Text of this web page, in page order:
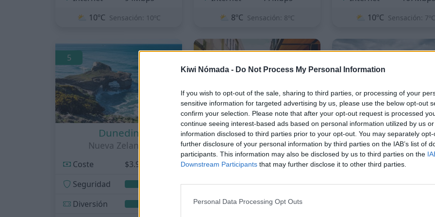
Kiwi Nómada - Do Not Process My Personal Information
If you wish to opt-out of the sale, sharing to third parties, or processing of your
sensitive information for targeted advertising by us, please use the below opt-out
confirm your selection. Please note that after your opt-out request is processed
continue seeing interest-based ads based on personal information utilized by us
information disclosed to third parties prior to your opt-out. You may separately
further disclosure of your personal information by third parties on the IAB’s list of
participants. This information may also be disclosed by us to third parties on the
Downstream Participants that may further disclose it to other third parties.
Personal Data Processing Opt Outs
⛅ 10ºC Sensación: 10ºC
⛅ 8ºC Sensación: 8ºC
⛅ 10ºC Sensación: 7ºC
5
Dunedin
Nueva Zelanda
Coste
$3.900/mes
Seguridad
Diversión
Christchurch
Nueva Zelanda
Coste
$3.969/mes
Seguridad
Diversión
Queenstown
Nueva Zelanda
Coste
$11.163/
Seguridad